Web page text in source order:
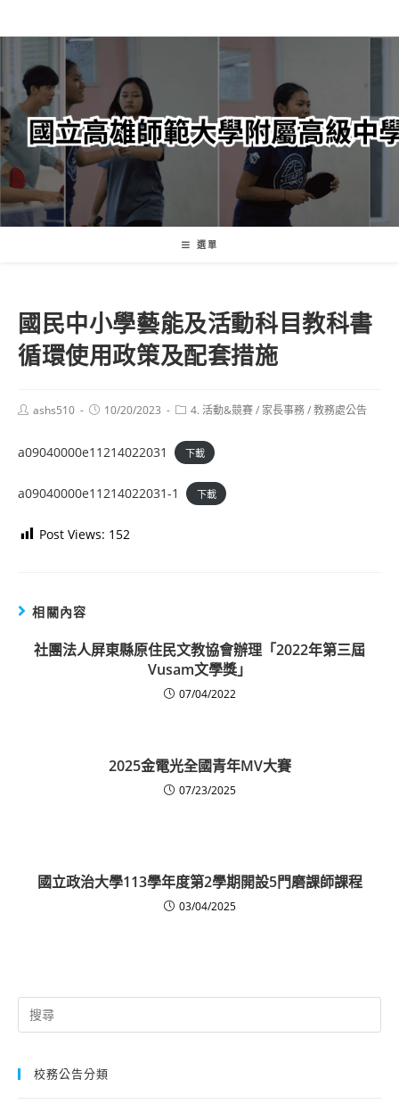
轉
內
容
選單
國民中小學藝能及活動科目教科書
循環使用政策及配套措施
Postashs510
Post10/20/2023
Post4. 活動&競賽/ 家長事務/教務處公告
a09040000e11214022031 下載
a09040000e11214022031-1 下載
Post Views: 152
相關內容
社團法人屏東縣原住民文教協會辦理「2022年第三屆
Vusam文學獎」
07/04/2022
2025金電光全國青年MV大賽
07/23/2025
國立政治大學113學年度第2學期開設5門磨課師課程
03/04/2025
Search
for:
校務公告分類